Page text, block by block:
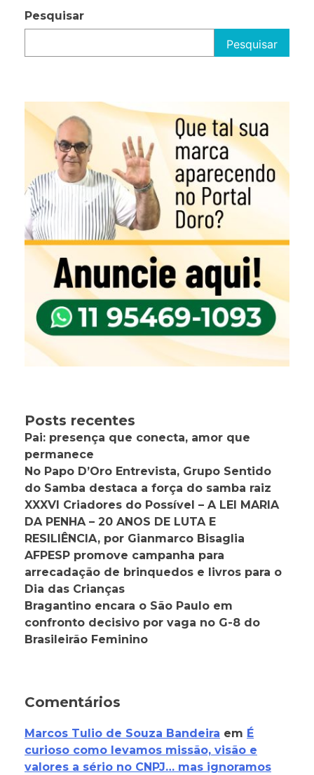
Pesquisar
Pesquisar
Posts recentes
Pai: presença que conecta, amor que
permanece
No Papo D’Oro Entrevista, Grupo Sentido
do Samba destaca a força do samba raiz
XXXVI Criadores do Possível – A LEI MARIA
DA PENHA – 20 ANOS DE LUTA E
RESILIÊNCIA, por Gianmarco Bisaglia
AFPESP promove campanha para
arrecadação de brinquedos e livros para o
Dia das Crianças
Bragantino encara o São Paulo em
confronto decisivo por vaga no G-8 do
Brasileirão Feminino
Comentários
Marcos Tulio de Souza Bandeira em É
curioso como levamos missão, visão e
valores a sério no CNPJ… mas ignoramos